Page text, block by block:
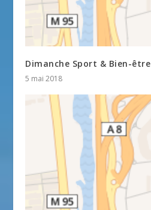
Dimanche Sport & Bien-être
5 mai 2018